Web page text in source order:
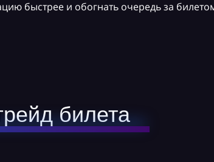
быстрее и обогнать очередь за
билета